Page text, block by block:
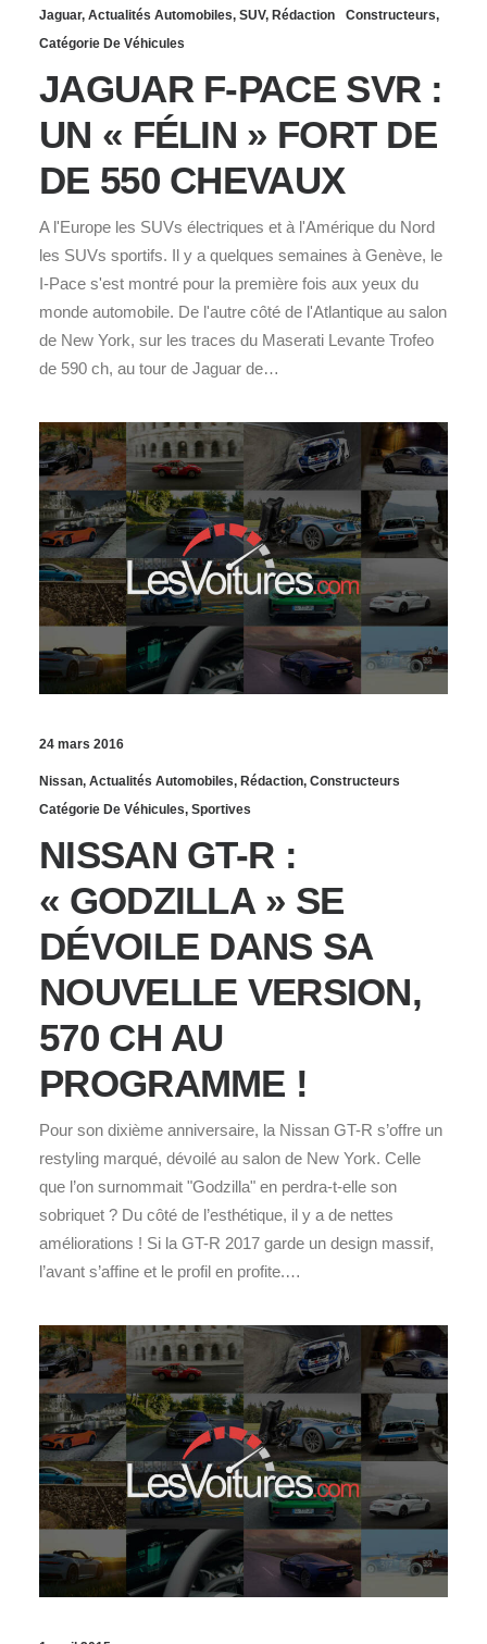
Jaguar, Actualités Automobiles, SUV, Rédaction Constructeurs,
Catégorie De Véhicules
JAGUAR F-PACE SVR :
UN « FÉLIN » FORT DE
DE 550 CHEVAUX
A l'Europe les SUVs électriques et à l'Amérique du Nord
les SUVs sportifs. Il y a quelques semaines à Genève, le
I-Pace s'est montré pour la première fois aux yeux du
monde automobile. De l'autre côté de l'Atlantique au salon
de New York, sur les traces du Maserati Levante Trofeo
de 590 ch, au tour de Jaguar de…
24 mars 2016
Nissan, Actualités Automobiles, Rédaction, Constructeurs
Catégorie De Véhicules, Sportives
NISSAN GT-R :
« GODZILLA » SE
DÉVOILE DANS SA
NOUVELLE VERSION,
570 CH AU
PROGRAMME !
Pour son dixième anniversaire, la Nissan GT-R s’offre un
restyling marqué, dévoilé au salon de New York. Celle
que l’on surnommait "Godzilla" en perdra-t-elle son
sobriquet ? Du côté de l’esthétique, il y a de nettes
améliorations ! Si la GT-R 2017 garde un design massif,
l’avant s’affine et le profil en profite.…